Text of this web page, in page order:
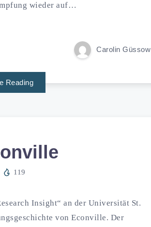
wieder auf…
Carolin Güssow
Reading
119
Insight“ an der Universität St.
von Econville. Der